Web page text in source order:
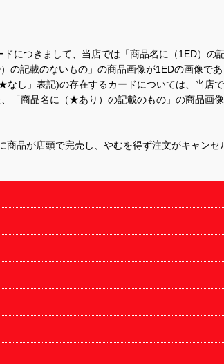
につきまして、当店では「商品名に（1ED）
の記載のないもの」の商品画像が1EDの画像で
し」表記)の存在するカードについては、当
「商品名に（★あり）の記載のもの」の商品
品が店頭で完売し、やむを得ず注文がキャンセ